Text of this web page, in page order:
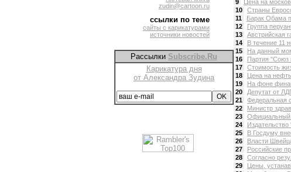
zudin@cartoon.ru
ссылки по теме
сайты с карикатурами
источники новостей
Рассылки Subscribe.Ru
Карикатура дня
от Александра Зудина
9
Цена на
10
Страны
11
Барак Обама
12
Группа
13
Австрийская
14
В течение 11
15
На данный
16
Партия "Союз
17
Стоимость
18
Цена на
19
На фоне
20
Депутат от
21
Федеральная
22
Министр
23
Официальный
24
25
В Госдуму
26
Власти
27
Российские
28
Согласно
29
Цены,